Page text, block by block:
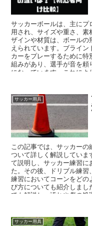
サッカーボールは、主にプ
用され、サイズや重さ、
ザインや材質は、ボール
えられています。ブライ
カーをプレーするために
組みがあり、選手が音を頼
になっています。これに
サッカー用具
この記事では、サッカー
ついて詳しく解説してい
て説明し、サッカー練習に
た。その後、ドリブル練
練習においてコーンをどの
び方についても紹介しま
ても解説し、汚れや傷の処
サッカー用具